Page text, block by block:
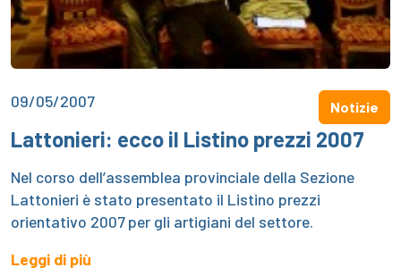
09/05/2007 Notizie
Lattonieri: ecco il Listino prezzi 2007
Nel corso dell’assemblea provinciale della Sezione
Lattonieri è stato presentato il Listino prezzi
orientativo 2007 per gli artigiani del settore.
Leggi di più